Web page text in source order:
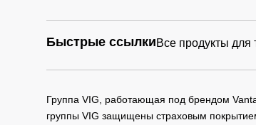
Быстрые ссылкиВсе продукты для
Группа VIG, работающая под брендом
группы VIG защищены страховым